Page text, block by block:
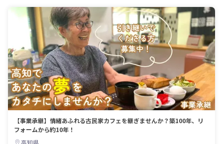
【事業承継】情緒あふれる古民家カフェを継ぎませんか？築100年、リ
フォームから約10年！
高知県